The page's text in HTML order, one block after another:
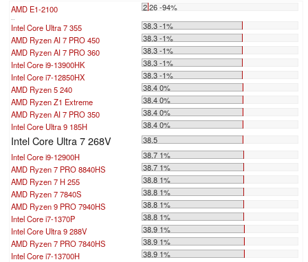
AMD E1-2100 2.26 -94%
Intel Core Ultra 7 355
38.3 -1%
AMD Ryzen AI 7 PRO 450
38.3 -1%
AMD Ryzen AI 7 PRO 360
38.3 -1%
Intel Core i9-13900HK
38.3 -1%
Intel Core i7-12850HX
38.3 -1%
AMD Ryzen 5 240
38.4 0%
AMD Ryzen Z1 Extreme
38.4 0%
AMD Ryzen AI 7 PRO 350
38.4 0%
Intel Core Ultra 9 185H
38.4 0%
Intel Core Ultra 7 268V
38.5
Intel Core i9-12900H
38.7 1%
AMD Ryzen 7 PRO 8840HS
38.7 1%
AMD Ryzen 7 H 255
38.8 1%
AMD Ryzen 7 7840S
38.8 1%
AMD Ryzen 9 PRO 7940HS
38.8 1%
Intel Core i7-1370P
38.8 1%
Intel Core Ultra 9 288V
38.9 1%
AMD Ryzen 7 PRO 7840HS
38.9 1%
Intel Core i7-13700H
38.9 1%